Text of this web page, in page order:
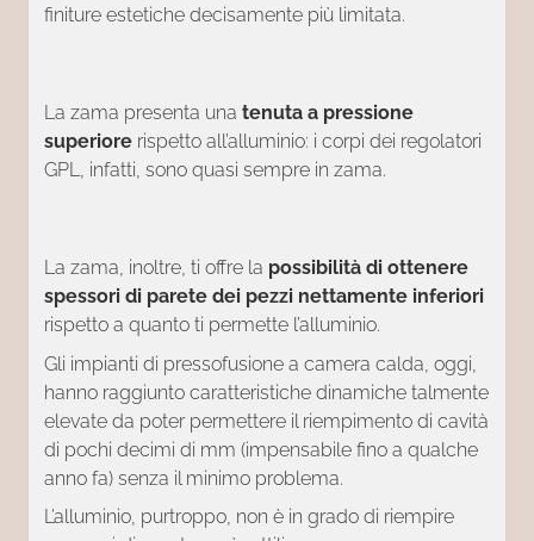
finiture estetiche decisamente più limitata.
La zama presenta una tenuta a pressione
superiorerispetto all’alluminio: i corpi dei regolatori
GPL, infatti, sono quasi sempre in zama.
La zama, inoltre, ti offre la possibilità di ottenere
spessori di parete dei pezzi nettamente inferiori
rispetto a quanto ti permette l’alluminio.
Gli impianti di pressofusione a camera calda, oggi,
hanno raggiunto caratteristiche dinamiche talmente
elevate da poter permettere il riempimento di cavità
di pochi decimi di mm (impensabile fino a qualche
anno fa) senza il minimo problema.
L’alluminio, purtroppo, non è in grado di riempire